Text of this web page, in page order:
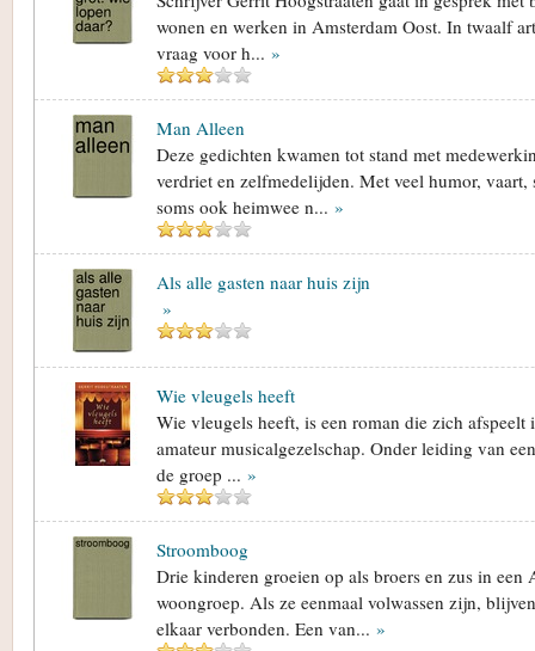
wonen en werken in Amsterdam Oost. In twaalf
vraag voor h... »
Man Alleen
Deze gedichten kwamen tot stand met
verdriet en zelfmedelijden. Met veel humor, vaart,
soms ook heimwee n... »
Als alle gasten naar huis zijn
»
Wie vleugels heeft
Wie vleugels heeft, is een roman die zich afspeelt
amateur musicalgezelschap. Onder leiding van
de groep ... »
Stroomboog
Drie kinderen groeien op als broers en zus in een
woongroep. Als ze eenmaal volwassen zijn,
elkaar verbonden. Een van... »